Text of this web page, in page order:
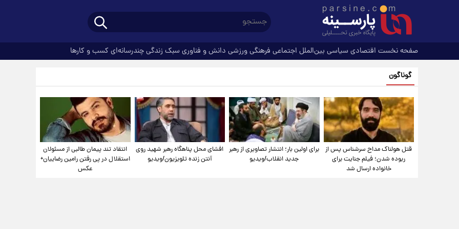
صفحه نخست اقتصادی سیاسی بین‌الملل اجتماعی فرهنگیورزشی دانش و فناوری سبک زندگیچندرسانه‌ای کسب و کارها
گوناگون
قتل هولناک مداح سرشناس پس از
ربوده شدن؛ فیلم جنایت برای
خانواده ارسال شد
برای اولین بار؛ انتشار تصاویری از رهبر
جدید انقلاب/ویدیو
افشای محل پناهگاه‌ رهبر شهید روی
آنتن زنده تلویزیون/ویدیو
انتقاد تند پیمان طالبی از مسئولان
استقلال در پی رفتن رامین رضاییان+
عکس